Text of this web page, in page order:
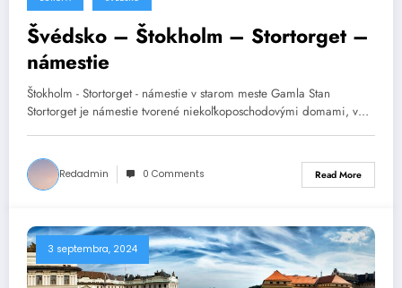
Švédsko – Štokholm – Stortorget –
námestie
Štokholm - Stortorget - námestie v starom meste Gamla Stan
Stortorget je námestie tvorené niekoľkoposchodovými domami, v…
Redadmin 0 Comments Read More
3 septembra, 2024